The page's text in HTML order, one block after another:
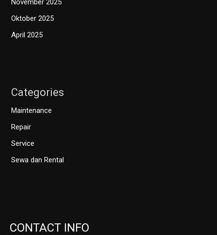
November 2025
Oktober 2025
April 2025
Categories
Maintenance
Repair
Service
Sewa dan Rental
CONTACT INFO